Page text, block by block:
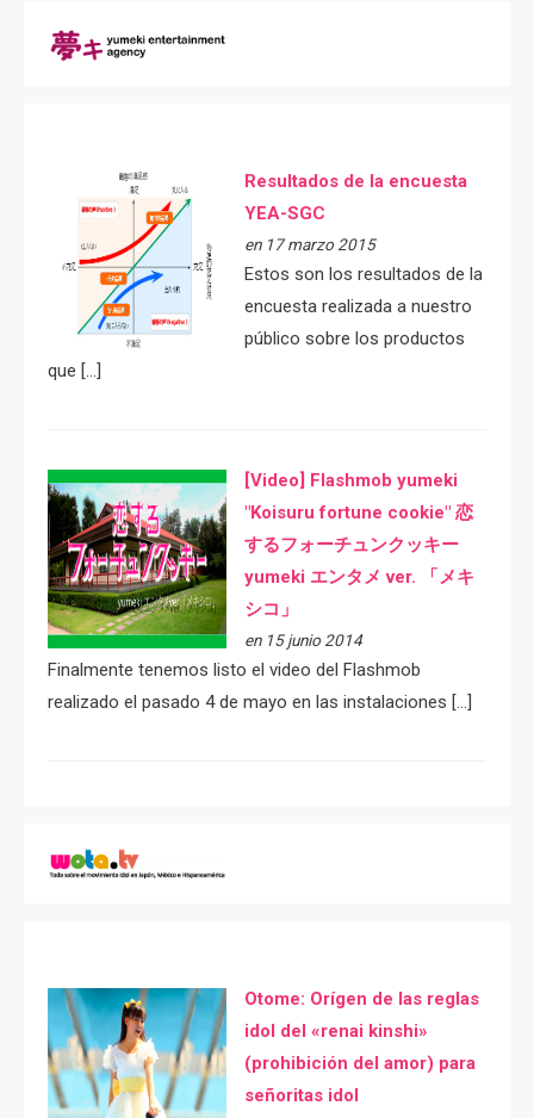
Resultados de la encuesta
YEA-SGC
en 17 marzo 2015
Estos son los resultados de la
encuesta realizada a nuestro
público sobre los productos
que […]
[Video] Flashmob yumeki
"Koisuru fortune cookie" 恋
するフォーチュンクッキー
yumeki エンタメ ver. 「メキ
シコ」
en 15 junio 2014
Finalmente tenemos listo el video del Flashmob
realizado el pasado 4 de mayo en las instalaciones […]
Otome: Orígen de las reglas
idol del «renai kinshi»
(prohibición del amor) para
señoritas idol